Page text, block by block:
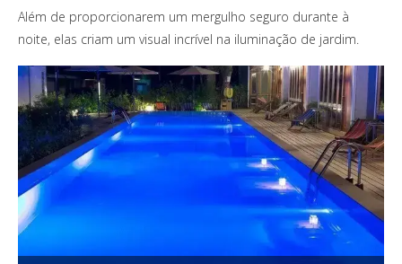
Além de proporcionarem um mergulho seguro durante à
noite, elas criam um visual incrível na iluminação de jardim.